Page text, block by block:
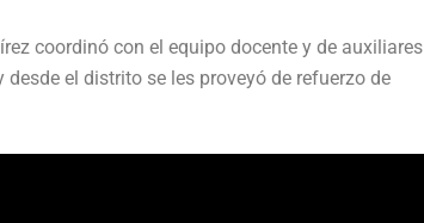
coordinó con el equipo docente y de auxiliares
el distrito se les proveyó de refuerzo de